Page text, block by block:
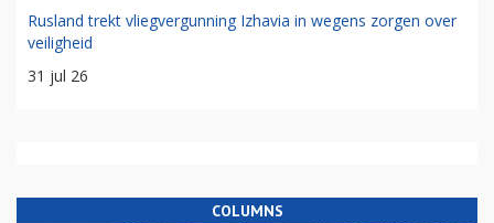
Rusland trekt vliegvergunning Izhavia in wegens zorgen over
veiligheid
31 jul 26
COLUMNS